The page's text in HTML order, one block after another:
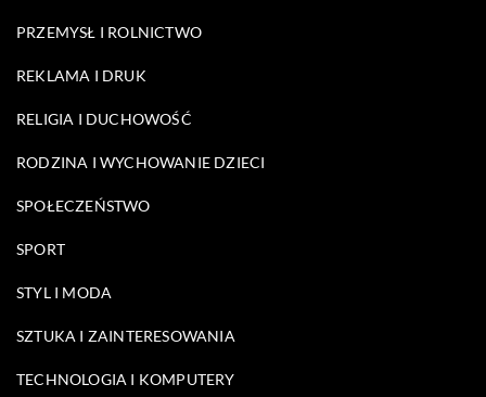
PRZEMYSŁ I ROLNICTWO
REKLAMA I DRUK
RELIGIA I DUCHOWOŚĆ
RODZINA I WYCHOWANIE DZIECI
SPOŁECZEŃSTWO
SPORT
STYL I MODA
SZTUKA I ZAINTERESOWANIA
TECHNOLOGIA I KOMPUTERY